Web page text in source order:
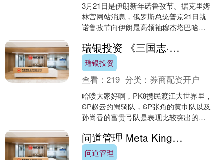
3月21日是伊朗新年诺鲁孜节。据克里姆
林宫网站消息，俄罗斯总统普京21日就
诺鲁孜节向伊朗最高领袖穆杰塔巴哈梅
普京表示，在当前....
瑞银投资 《三国志·战棋版》SP赵云强势阵容及克制阵容解析，5锦囊轻松拿捏
瑞银投资
查看：219 分类： 券商配资开户
哈喽大家好啊，PK8携民渡江大世界里，
SP赵云的蜀骑队，SP张角的黄巾队以及
孙尚香的富贵弓队是表现比较突出的三
将的强势阵容、应....
问道管理 Meta Kingdom 正式全球亮相，JU 生态旗舰 GameFi 平台重塑链游新范式
问道管理